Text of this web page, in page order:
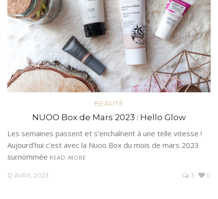
BEAUTÉ
NUOO Box de Mars 2023 : Hello Glow
Les semaines passent et s’enchaînent à une telle vitesse !
Aujourd’hui c’est avec la Nuoo Box du mois de mars 2023
surnommée READ MORE
12 AVRIL 2023 3 0